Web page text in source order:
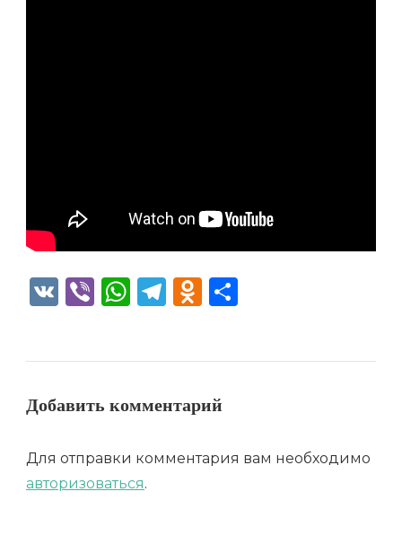
VK ViberWhatsApp
Telegram
Odnoklassniki
Добавить комментарий
Для отправки комментария вам необходимо
авторизоваться.